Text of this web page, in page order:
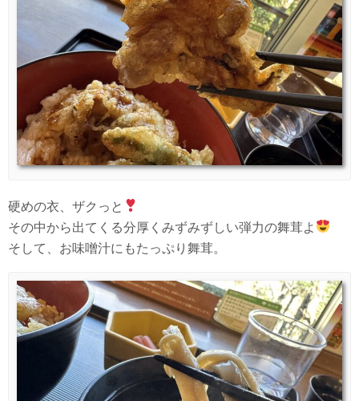
硬めの衣、ザクっと
その中から出てくる分厚くみずみずしい弾力の舞茸よ
そして、お味噌汁にもたっぷり舞茸。